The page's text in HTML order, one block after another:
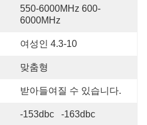
550-6000MHz 600-
6000MHz
여성인 4.3-10
맞춤형
받아들여질 수 있습니다.
-153dbc   -163dbc